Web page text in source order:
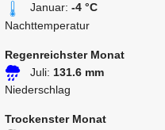
Januar: -4 °C
Nachttemperatur
Regenreichster Monat
Juli: 131.6 mm
Niederschlag
Trockenster Monat